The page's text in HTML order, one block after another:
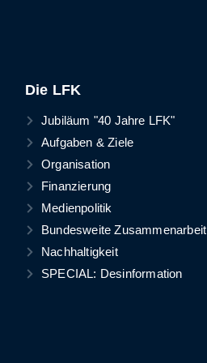
Die LFK
Jubiläum "40 Jahre LFK"
Aufgaben & Ziele
Organisation
Finanzierung
Medienpolitik
Bundesweite Zusammenarbeit
Nachhaltigkeit
SPECIAL: Desinformation